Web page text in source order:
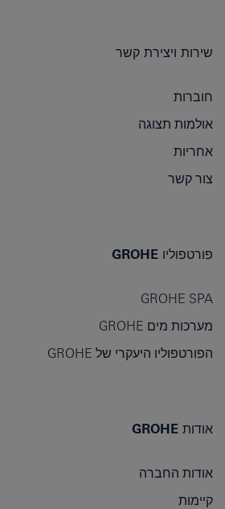
שירות ויצירת קשר
חוברות
אולמות תצוגה
אחריות
צור קשר
פורטפוליו GROHE
GROHE SPA
מערכות מים GROHE
הפורטפוליו היעקרי של GROHE
אודות GROHE
אודות החברה
קיימות